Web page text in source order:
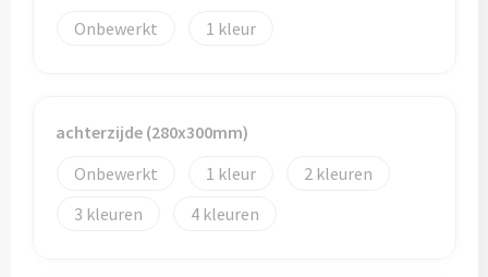
Mokken & kopjes
Glazen
Onbewerkt
1
achterzijde (280x300mm)
Onbewerkt
1
2
3
4